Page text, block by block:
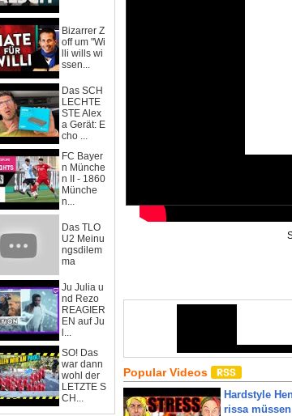
Bizarrer Z
off um "Wi
lli wills wi
ssen...
Das SCH
LECHTE
STE Alex
a Gerät: E
cho ...
FC Bayer
n Münche
n II - 1860
Münche
n...
Das TLO
U2 Meinu
ngsdilem
ma
Ju Julia u
nd Rezo
REAGIER
EN auf Ju
l...
SO! Das
war dann
wohl der
LETZTE S
CH...
Popular Videos
Hardstyle
rissa